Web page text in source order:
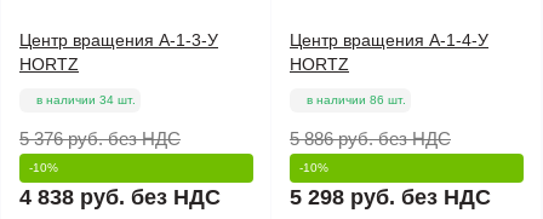
Центр вращения А-1-3-У
HORTZ
в наличии 34 шт.
5 376 руб.без НДС
-10%
4 838 руб. без НДС
Центр вращения А-1-4-У
HORTZ
в наличии 86 шт.
5 886 руб.без НДС
-10%
5 298 руб. без НДС